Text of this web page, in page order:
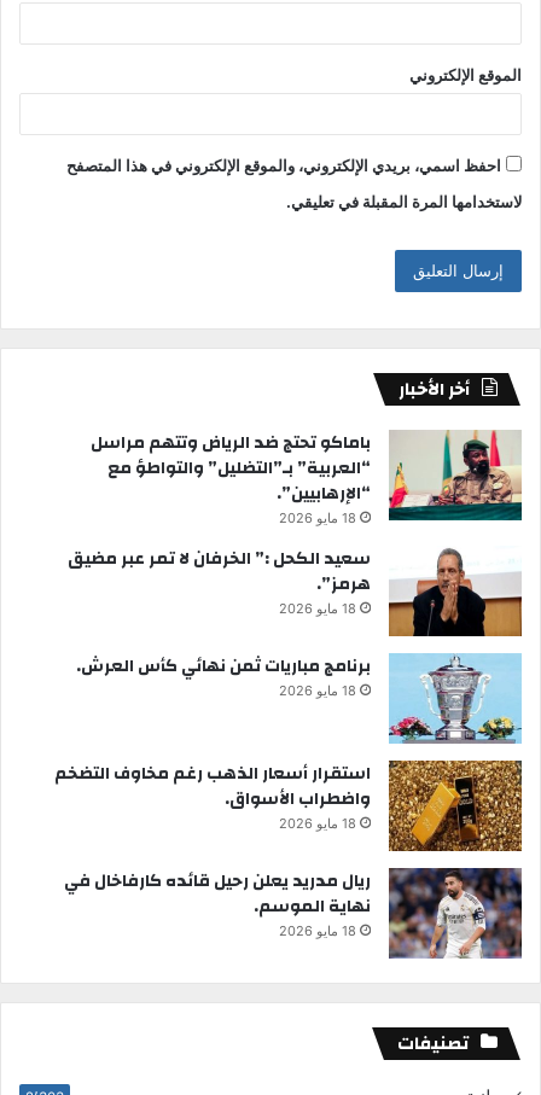
الموقع الإلكتروني
احفظ اسمي، بريدي الإلكتروني، والموقع الإلكتروني في هذا المتصفح
لاستخدامها المرة المقبلة في تعليقي.
أخر الأخبار
باماكو تحتج ضد الرياض وتتهم مراسل
“العربية” بـ”التضليل” والتواطؤ مع
“الإرهابيين”.
18 مايو 2026
سعيد الكحل :” الخرفان لا تمر عبر مضيق
هرمز”.
18 مايو 2026
برنامج مباريات ثمن نهائي كأس العرش.
18 مايو 2026
استقرار أسعار الذهب رغم مخاوف التضخم
واضطراب الأسواق.
18 مايو 2026
ريال مدريد يعلن رحيل قائده كارفاخال في
نهاية الموسم.
18 مايو 2026
تصنيفات